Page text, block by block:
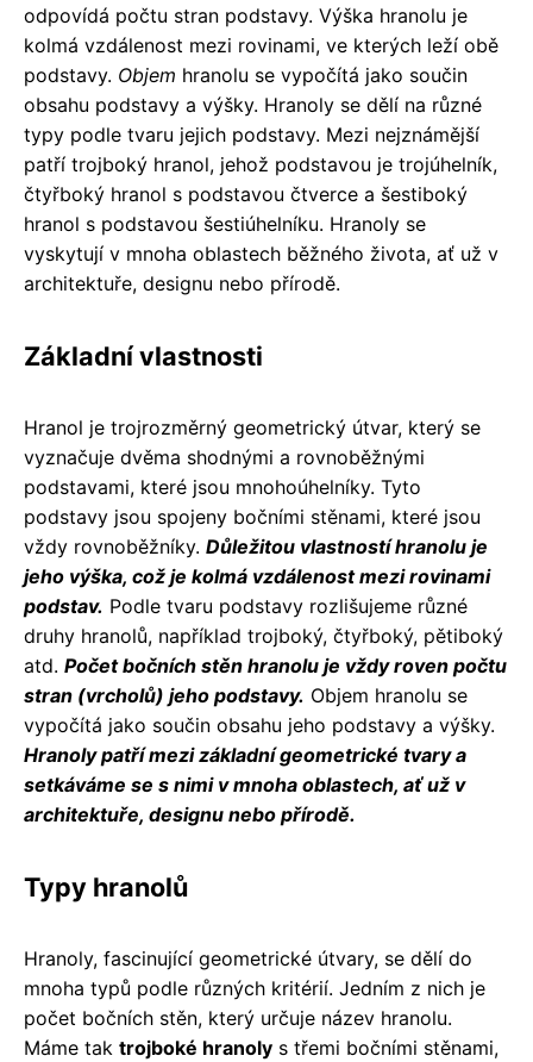
odpovídá počtu stran podstavy. Výška hranolu je
kolmá vzdálenost mezi rovinami, ve kterých leží obě
podstavy. Objem hranolu se vypočítá jako součin
obsahu podstavy a výšky. Hranoly se dělí na různé
typy podle tvaru jejich podstavy. Mezi nejznámější
patří trojboký hranol, jehož podstavou je trojúhelník,
čtyřboký hranol s podstavou čtverce a šestiboký
hranol s podstavou šestiúhelníku. Hranoly se
vyskytují v mnoha oblastech běžného života, ať už v
architektuře, designu nebo přírodě.
Základní vlastnosti
Hranol je trojrozměrný geometrický útvar, který se
vyznačuje dvěma shodnými a rovnoběžnými
podstavami, které jsou mnohoúhelníky. Tyto
podstavy jsou spojeny bočními stěnami, které jsou
vždy rovnoběžníky. Důležitou vlastností hranolu je
jeho výška, což je kolmá vzdálenost mezi rovinami
podstav. Podle tvaru podstavy rozlišujeme různé
druhy hranolů, například trojboký, čtyřboký, pětiboký
atd. Počet bočních stěn hranolu je vždy roven počtu
stran (vrcholů) jeho podstavy. Objem hranolu se
vypočítá jako součin obsahu jeho podstavy a výšky.
Hranoly patří mezi základní geometrické tvary a
setkáváme se s nimi v mnoha oblastech, ať už v
architektuře, designu nebo přírodě.
Typy hranolů
Hranoly, fascinující geometrické útvary, se dělí do
mnoha typů podle různých kritérií. Jedním z nich je
počet bočních stěn, který určuje název hranolu.
Máme tak trojboké hranoly s třemi bočními stěnami,